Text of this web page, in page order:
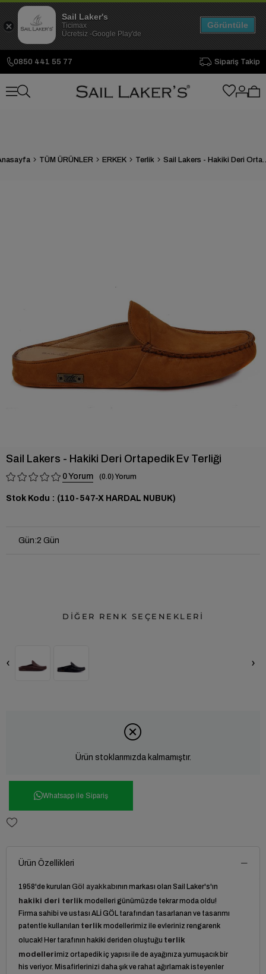
0850 441 55 77 Sipariş Takip
TÜM ÜRÜNLER ERKEK Terlik Sail Lakers -
Sail Lakers - Hakiki Deri Ortapedik Ev Terliği
0 0.0
Stok Kodu (110-547-X HARDAL NUBUK)
Gün:2 Gün
DİĞER RENK SEÇENEKLERİ
‹ ›
Ürün stoklarımızda kalmamıştır.
Whatsapp ile Sipariş
Ürün Özellikleri
1958'de kurulan Göl ayakkabının markası olan Sail Laker's'ın
hakiki deri terlik modelleri günümüzde tekrar moda oldu!
Firma sahibi ve ustası ALİ GÖL tarafından tasarlanan ve tasarımı
patentle kullanılan terlik modellerimiz ile evleriniz rengarenk
olucak! Her tarafının hakiki deriden oluştuğu terlik
modellerimiz ortapedik iç yapısı ile de ayağınıza yumuşacık bir
his veriyor. Misafirlerinizi daha şık ve rahat ağırlamak isteyenler
Sail Laker's
Ticimax
Ücretsiz -Google Play'de
Görüntüle